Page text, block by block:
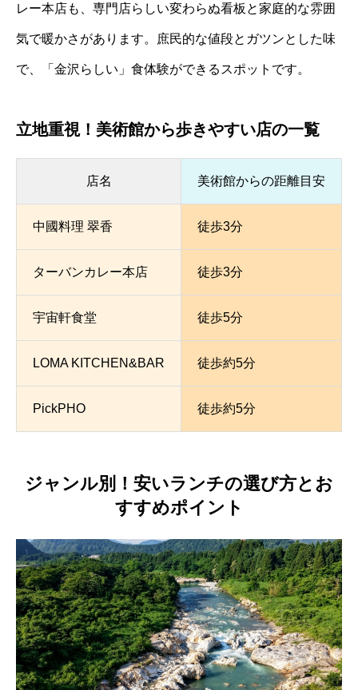
レー本店も、専門店らしい変わらぬ看板と家庭的な雰囲
気で暖かさがあります。庶民的な値段とガツンとした味
で、「金沢らしい」食体験ができるスポットです。
立地重視！美術館から歩きやすい店の一覧
店名 美術館からの距離目安
中國料理 翠香 徒歩3分
ターバンカレー本店 徒歩3分
宇宙軒食堂 徒歩5分
LOMA KITCHEN&BAR 徒歩約5分
PickPHO 徒歩約5分
ジャンル別！安いランチの選び方とお
すすめポイント